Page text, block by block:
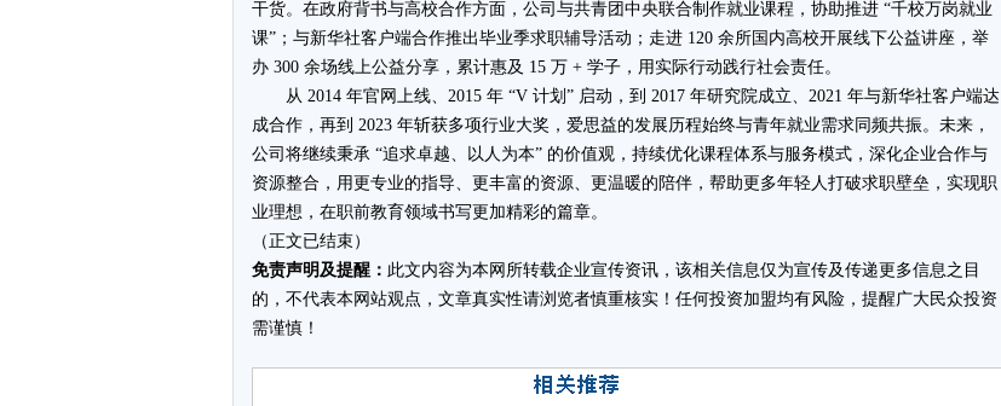
干货。在政府背书与高校合作方面，公司与共青团中央联合制作就业课程，协助推进 “千校万岗就业
课”；与新华社客户端合作推出毕业季求职辅导活动；走进 120 余所国内高校开展线下公益讲座，举
办 300 余场线上公益分享，累计惠及 15 万 + 学子，用实际行动践行社会责任。
从 2014 年官网上线、2015 年 “V 计划” 启动，到 2017 年研究院成立、2021 年与新华社客户端达
成合作，再到 2023 年斩获多项行业大奖，爱思益的发展历程始终与青年就业需求同频共振。未来，
公司将继续秉承 “追求卓越、以人为本” 的价值观，持续优化课程体系与服务模式，深化企业合作与
资源整合，用更专业的指导、更丰富的资源、更温暖的陪伴，帮助更多年轻人打破求职壁垒，实现职
业理想，在职前教育领域书写更加精彩的篇章。
（正文已结束）
免责声明及提醒： 此文内容为本网所转载企业宣传资讯，该相关信息仅为宣传及传递更多信息之目
的，不代表本网站观点，文章真实性请浏览者慎重核实！任何投资加盟均有风险，提醒广大民众投资
需谨慎！